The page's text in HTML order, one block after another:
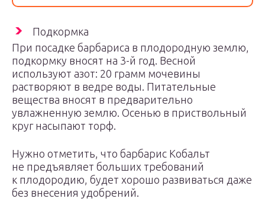
Подкормка
При посадке барбариса в плодородную землю,
подкормку вносят на 3-й год. Весной
используют азот: 20 грамм мочевины
растворяют в ведре воды. Питательные
вещества вносят в предварительно
увлажненную землю. Осенью в приствольный
круг насыпают торф.
Нужно отметить, что барбарис Кобальт
не предъявляет больших требований
к плодородию, будет хорошо развиваться даже
без внесения удобрений.